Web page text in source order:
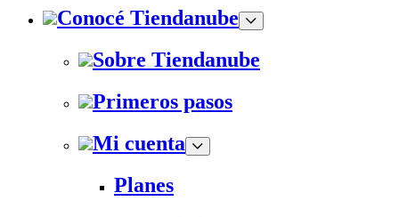
Conocé Tiendanube
Sobre Tiendanube
Primeros pasos
Mi cuenta
Planes